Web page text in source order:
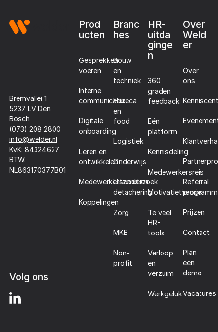
Bremvallei 1
5237 LV Den
Bosch
(073) 208 2800
info@welder.nl
KvK: 84324627
BTW:
NL863170377B01
Volg ons
Prod
ucten
Gesprekken
voeren
Interne
communicatie
Digitale
onboarding
Leren en
ontwikkelen
Medewerkersonderzoek
Koppelingen
Branc
hes
Bouw
en
techniek
Horeca
en
food
Logistiek
Onderwijs
Uitzend en
detachering
Zorg
MKB
Non-
profit
HR-
uitda
ginge
n
360
graden
feedback
Eén
platform
Kennisdeling
Medewerkersreis
Motivatietheorie
Te veel
HR-
tools
Verloop
en
verzuim
Werkgeluk
Over
Weld
er
Over
ons
Referral
Prijzen
Contact
Plan
een
demo
Vacatures